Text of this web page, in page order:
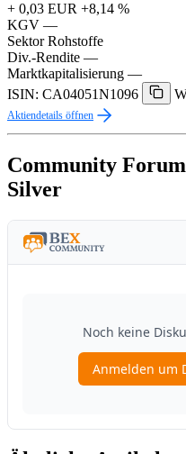
+ 0,03 EUR +8,14 %
KGV —
Sektor Rohstoffe
Div.-Rendite —
Marktkapitalisierung —
ISIN: CA04051N1096
Aktiendetails öffnen
Community
Silver